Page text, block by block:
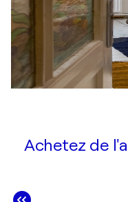
Achetez de